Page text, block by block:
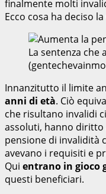
finalmente molti
Ecco cosa ha deciso
La sentenza
Innanzitutto il limite
anni di età. Ciò
che risultano invalidi
assoluti, hanno diritto
pensione di invalidità
avevano i requisiti e
Qui entrano in gioco
questi beneficiari.